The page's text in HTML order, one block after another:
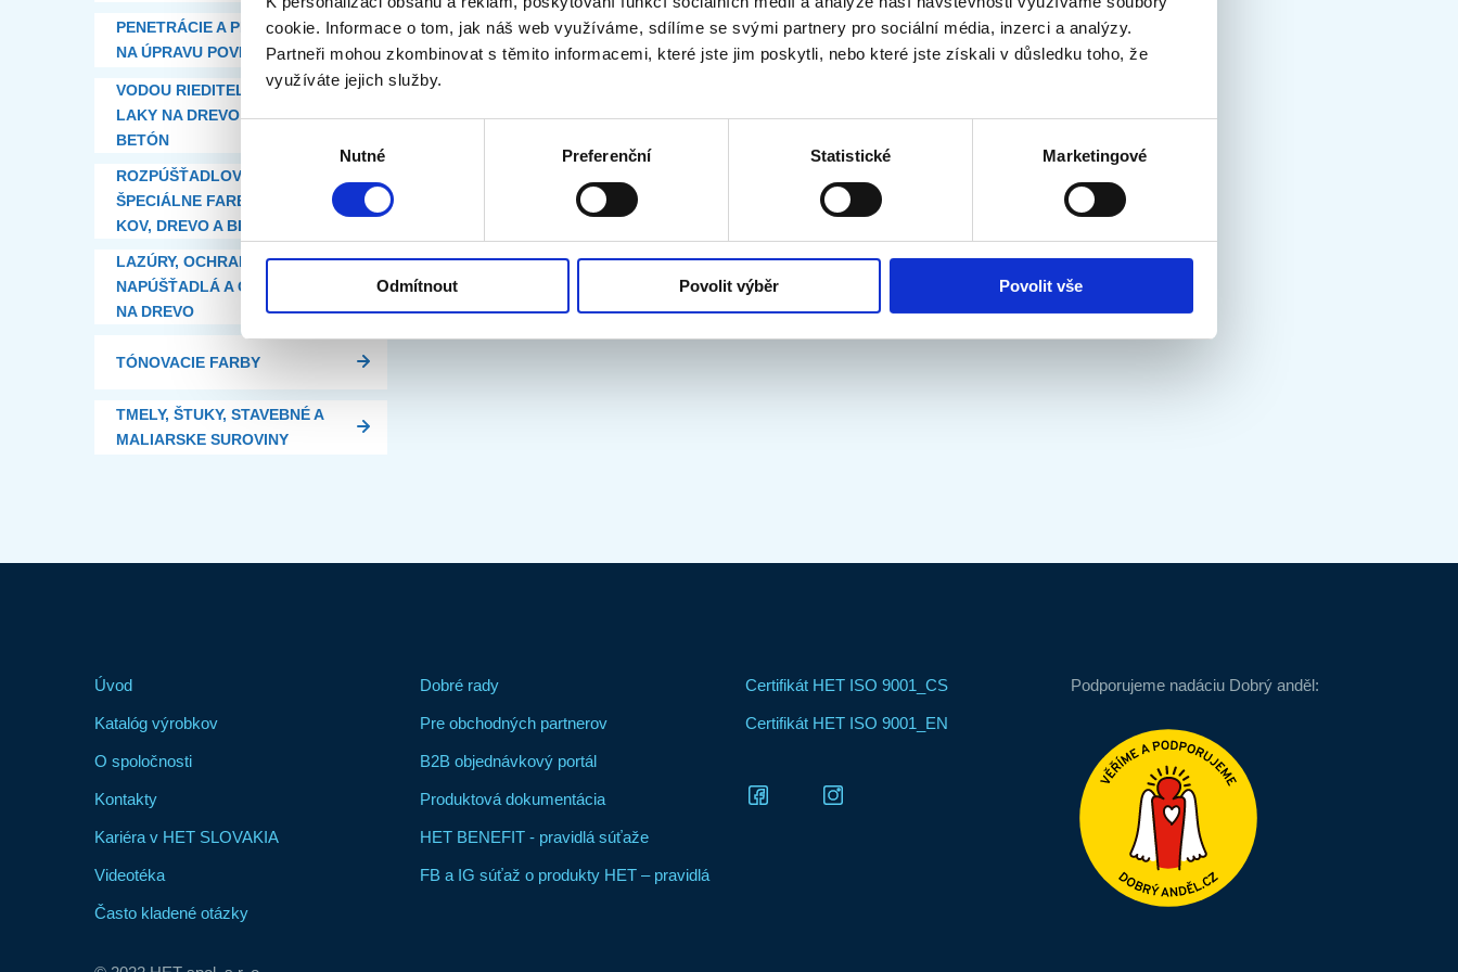
cookie. Informace o tom, jak náš web využíváme, sdílíme se svými partnery pro sociální média, inzerci a analýzy.
Partneři mohou zkombinovat s těmito informacemi, které jste jim poskytli, nebo které jste získali v důsledku toho, že
využíváte jejich služby.
Nutné Preferenční Statistické Marketingové
Odmítnout Povolit výběr Povolit vše
PENETRÁCIE A PROSTRIEDKY
NA ÚPRAVU POVRCHU
VODOU RIEDITEĽNÉ FARBY A
LAKY NA DREVO, KOV A
BETÓN
ROZPÚŠŤADLOVÉ A
ŠPECIÁLNE FARBY / LAKY NA
KOV, DREVO A BETÓN
LAZÚRY, OCHRANNÉ OLEJE,
NAPÚŠŤADLÁ A ODŠEĎOVAČE
NA DREVO
TÓNOVACIE FARBY
TMELY, ŠTUKY, STAVEBNÉ A
MALIARSKE SUROVINY
Úvod
Katalóg výrobkov
O spoločnosti
Kontakty
Kariéra v HET SLOVAKIA
Videotéka
Často kladené otázky
Dobré rady
Pre obchodných partnerov
B2B objednávkový portál
Produktová dokumentácia
HET BENEFIT - pravidlá súťaže
FB a IG súťaž o produkty HET – pravidlá
Certifikát HET ISO 9001_CS
Certifikát HET ISO 9001_EN
Podporujeme nadáciu Dobrý anděl: